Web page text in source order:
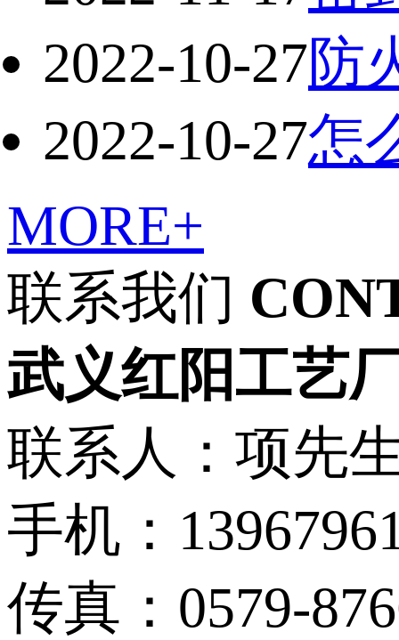
2022-10-27防
2022-10-27怎
MORE+
联系我们
武义红阳工艺
联系人：项先
手机：
传真：0579-